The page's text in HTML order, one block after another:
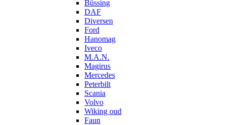
Büssing
DAF
Diversen
Ford
Hanomag
Iveco
M.A.N.
Magirus
Mercedes
Peterbilt
Scania
Volvo
Wiking oud
Faun